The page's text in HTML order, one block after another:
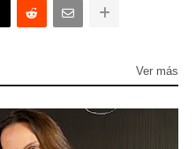
Ver más